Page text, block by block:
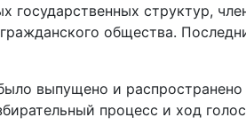
государственных структур,
общества.
выпущено и
процесс и ход